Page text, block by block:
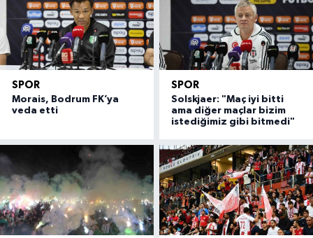
SPOR
Morais, Bodrum FK’ya
veda etti
SPOR
Solskjaer: "Maç iyi bitti
ama diğer maçlar bizim
istediğimiz gibi bitmedi"